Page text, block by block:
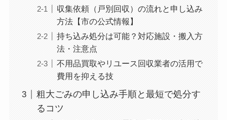
収集依頼（戸別回収）の流れと申し込み
方法【市の公式情報】
持ち込み処分は可能？対応施設・搬入方
法・注意点
不用品買取やリユース回収業者の活用で
費用を抑える技
粗大ごみの申し込み手順と最短で処分す
るコツ